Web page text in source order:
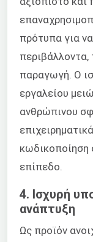
πρότυπα για
περιβάλλοντα,
παραγωγή. Ο
εργαλείου
ανθρώπινου
κωδικοποίηση
επίπεδο.
4. Ισχυρή
ανάπτυξη
Ως προϊόν